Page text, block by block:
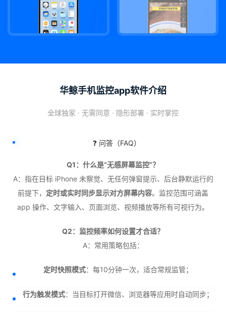
华鲸手机监控app软件介绍
全球独家 · 无需同意 · 隐形部署 · 实时掌控
❓ 问答（FAQ）
Q1：什么是“无感屏幕监控”？
A：指在目标 iPhone 未察觉、无任何弹窗提示、后台静默运行的
前提下， 定时或实时同步显示对方屏幕内容。监控范围可涵盖
app 操作、文字输入、页面浏览、视频播放等所有可视行为。
Q2：监控频率如何设置才合适？
A：常用策略包括：
定时快照模式：每10分钟一次，适合常规监管；
行为触发模式：当目标打开微信、浏览器等应用时自动同步；